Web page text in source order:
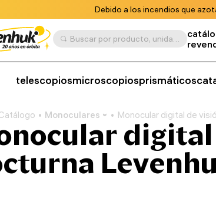
Debido a los incendios que
Buscar por producto, unidad de almacenamiento, categoría, etc.
telescopiosmicroscopiosprismáticos
Monoculares Monocular digital de